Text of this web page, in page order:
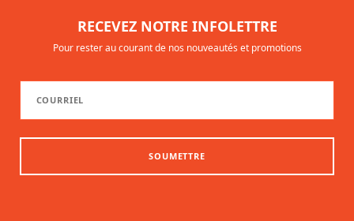
RECEVEZ NOTRE INFOLETTRE
Pour rester au courant de nos nouveautés et promotions
SOUMETTRE